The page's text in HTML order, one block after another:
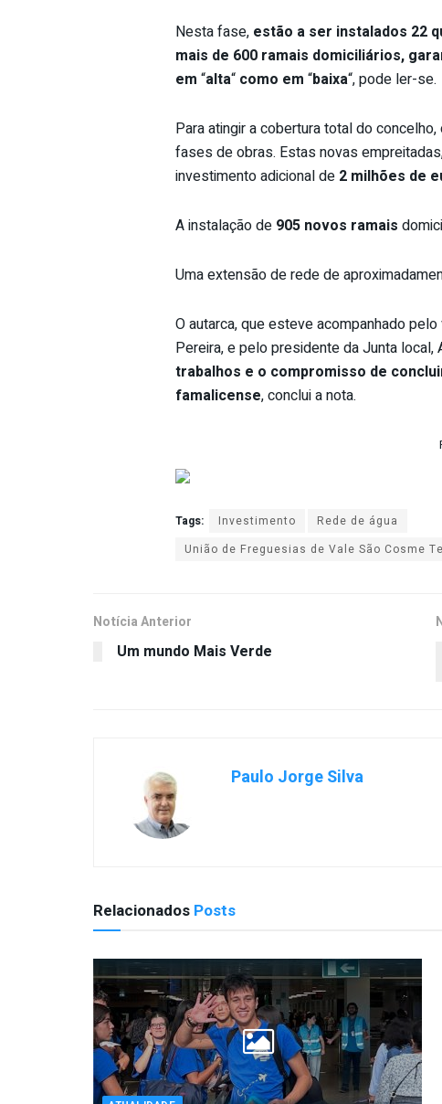
Nesta fase, estão a ser instalados 22
mais de 600 ramais domiciliários,
em “alta“ como em “baixa“, pode ler-se.
Para atingir a cobertura total do
fases de obras. Estas novas
investimento adicional de 2 milhões de
A instalação de 905 novos ramais
Uma extensão de rede de
O autarca, que esteve acompanhado
Pereira, e pelo presidente da Junta local,
trabalhos e o compromisso de
famalicense, conclui a nota.
Tags: Investimento
Rede de água
União de Freguesias de Vale São Cosme
Notícia Anterior
Um mundo Mais Verde
Paulo Jorge Silva
Relacionados Posts